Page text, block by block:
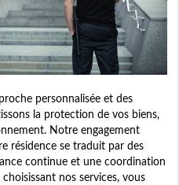
personnalisée et des
la protection de vos biens,
Notre engagement
résidence se traduit par des
continue et une coordination
nos services, vous